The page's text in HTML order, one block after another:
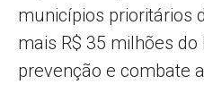
municípios prioritários
mais R$ 35 milhões
prevenção e combate